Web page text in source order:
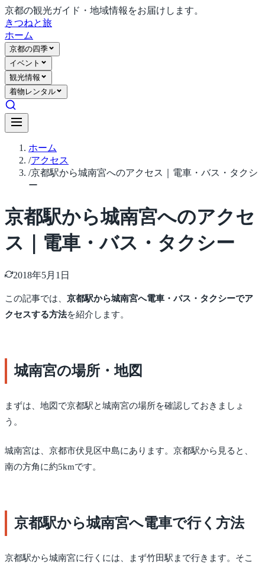
京都の観光ガイド・地域情報をお届けします。
きつねと旅
ホーム
京都の四季
イベント
観光情報
着物レンタル
ホーム
/アクセス
/京都駅から城南宮へのアクセス｜電車・バス・タクシ
ー
京都駅から城南宮へのアクセ
ス｜電車・バス・タクシー
2018年5月1日
この記事では、 京都駅から城南宮へ電車・バス・タクシーでア
クセスする方法を紹介します。
城南宮の場所・地図
まずは、地図で京都駅と城南宮の場所を確認しておきましょ
う。
城南宮は、京都市伏見区中島にあります。京都駅から見ると、
南の方角に約5kmです。
京都駅から城南宮へ電車で行く方法
京都駅から城南宮に行くには、まず竹田駅まで行きます。そこ